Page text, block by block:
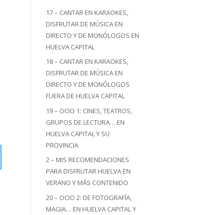
17 – CANTAR EN KARAOKES,
DISFRUTAR DE MÚSICA EN
DIRECTO Y DE MONÓLOGOS EN
HUELVA CAPITAL
18 – CANTAR EN KARAOKES,
DISFRUTAR DE MÚSICA EN
DIRECTO Y DE MONÓLOGOS
FUERA DE HUELVA CAPITAL
19 – OCIO 1: CINES, TEATROS,
GRUPOS DE LECTURA… EN
HUELVA CAPITAL Y SU
PROVINCIA
2 – MIS RECOMENDACIONES
PARA DISFRUTAR HUELVA EN
VERANO Y MÁS CONTENIDO
20 – OCIO 2: DE FOTOGRAFÍA,
MAGIA… EN HUELVA CAPITAL Y